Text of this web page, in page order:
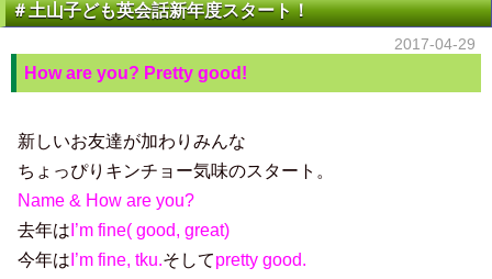
＃土山子ども英会話新年度スタート！
2017-04-29
How are you? Pretty good!
新しいお友達が加わりみんな
ちょっぴりキンチョー気味のスタート。
Name & How are you?
去年は I’m fine( good, great)
今年は I’m fine, tku.そしてpretty good.